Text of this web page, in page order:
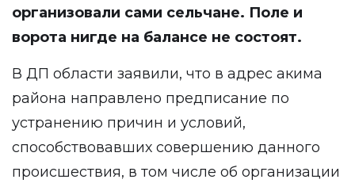
организовали сами сельчане. Поле и
ворота нигде на балансе не состоят.
В ДП области заявили, что в адрес акима
района направлено предписание по
устранению причин и условий,
способствовавших совершению данного
происшествия, в том числе об организации